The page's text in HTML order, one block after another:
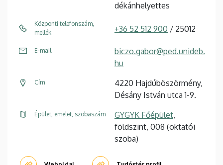
dékánhelyettes
Központi telefonszám,
mellék
+36 52 512 900 / 25012
E-mail
biczo.gabor@ped.unideb.
hu
Cím
4220 Hajdúböszörmény,
Désány István utca 1-9.
Épület, emelet, szobaszám GYGYK Főépület,
földszint, 008 (oktatói
szoba)